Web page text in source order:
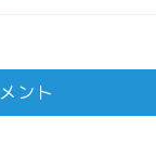
ント